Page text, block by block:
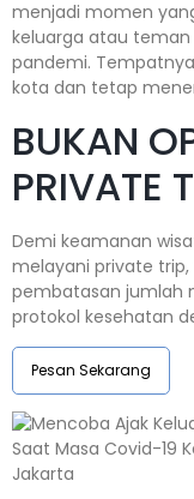
menjadi momen
keluarga atau
pandemi.
kota dan tetap
BUKAN
PRIVATE
Demi keamanan
melayani private
pembatasan jumlah
protokol kesehatan
Pesan Sekarang